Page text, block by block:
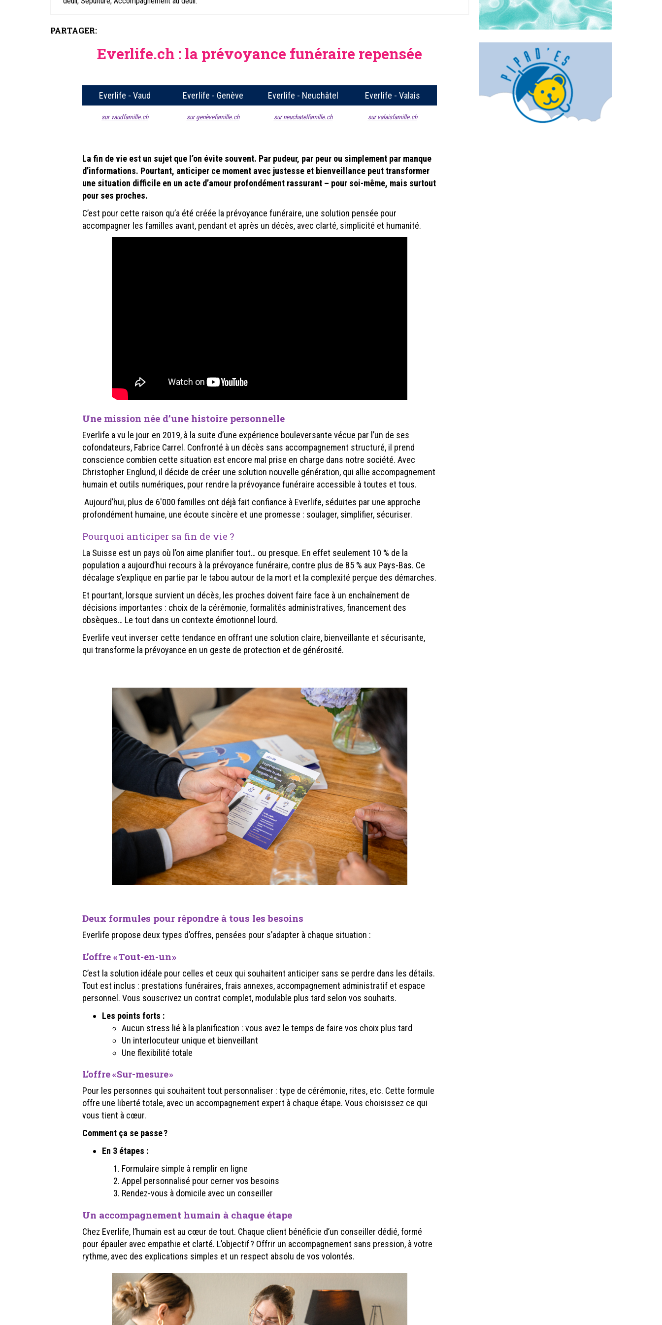
PARTAGER:
Everlife.ch : la prévoyance funéraire repensée
Everlife - Vaud Everlife - Genève Everlife - Neuchâtel Everlife - Valais
sur vaudfamille.ch sur genèvefamille.ch sur neuchatelfamille.ch sur valaisfamille.ch
La fin de vie est un sujet que l’on évite souvent. Par pudeur, par peur ou simplement par manque
d’informations. Pourtant, anticiper ce moment avec justesse et bienveillance peut transformer
une situation difficile en un acte d’amour profondément rassurant – pour soi-même, mais surtout
pour ses proches.
C’est pour cette raison qu’a été créée la prévoyance funéraire, une solution pensée pour
accompagner les familles avant, pendant et après un décès, avec clarté, simplicité et humanité.
Une mission née d’une histoire personnelle
Everlife a vu le jour en 2019, à la suite d’une expérience bouleversante vécue par l’un de ses
cofondateurs, Fabrice Carrel. Confronté à un décès sans accompagnement structuré, il prend
conscience combien cette situation est encore mal prise en charge dans notre société. Avec
Christopher Englund, il décide de créer une solution nouvelle génération, qui allie accompagnement
humain et outils numériques, pour rendre la prévoyance funéraire accessible à toutes et tous.
Aujourd’hui, plus de 6'000 familles ont déjà fait confiance à Everlife, séduites par une approche
profondément humaine, une écoute sincère et une promesse : soulager, simplifier, sécuriser.
Pourquoi anticiper sa fin de vie ?
La Suisse est un pays où l’on aime planifier tout… ou presque. En effet seulement 10 % de la
population a aujourd’hui recours à la prévoyance funéraire, contre plus de 85 % aux Pays-Bas. Ce
décalage s’explique en partie par le tabou autour de la mort et la complexité perçue des démarches.
Et pourtant, lorsque survient un décès, les proches doivent faire face à un enchaînement de
décisions importantes : choix de la cérémonie, formalités administratives, financement des
obsèques… Le tout dans un contexte émotionnel lourd.
Everlife veut inverser cette tendance en offrant une solution claire, bienveillante et sécurisante,
qui transforme la prévoyance en un geste de protection et de générosité.
Deux formules pour répondre à tous les besoins
Everlife propose deux types d’offres, pensées pour s’adapter à chaque situation :
L’offre « Tout-en-un »
C’est la solution idéale pour celles et ceux qui souhaitent anticiper sans se perdre dans les détails.
Tout est inclus : prestations funéraires, frais annexes, accompagnement administratif et espace
personnel. Vous souscrivez un contrat complet, modulable plus tard selon vos souhaits.
Les points forts :
Aucun stress lié à la planification : vous avez le temps de faire vos choix plus tard
Un interlocuteur unique et bienveillant
Une flexibilité totale
L’offre « Sur-mesure »
Pour les personnes qui souhaitent tout personnaliser : type de cérémonie, rites, etc. Cette formule
offre une liberté totale, avec un accompagnement expert à chaque étape. Vous choisissez ce qui
vous tient à cœur.
Comment ça se passe ?
En 3 étapes :
Formulaire simple à remplir en ligne
Appel personnalisé pour cerner vos besoins
Rendez-vous à domicile avec un conseiller
Un accompagnement humain à chaque étape
Chez Everlife, l’humain est au cœur de tout. Chaque client bénéficie d’un conseiller dédié, formé
pour épauler avec empathie et clarté. L’objectif ? Offrir un accompagnement sans pression, à votre
rythme, avec des explications simples et un respect absolu de vos volontés.